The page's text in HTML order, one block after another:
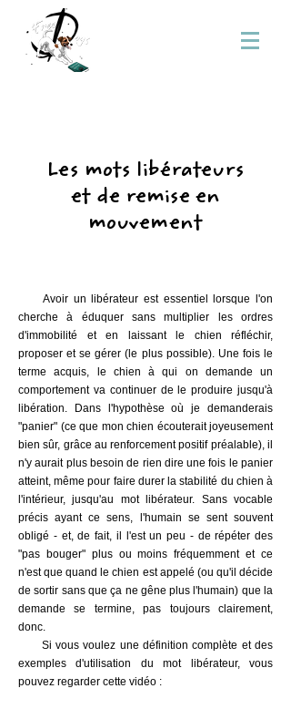
Les mots libérateurs
et de remise en
mouvement
Avoir un libérateur est essentiel lorsque l'on
cherche à éduquer sans multiplier les ordres
d'immobilité et en laissant le chien réfléchir,
proposer et se gérer (le plus possible). Une fois le
terme acquis, le chien à qui on demande un
comportement va continuer de le produire jusqu'à
libération. Dans l'hypothèse où je demanderais
"panier" (ce que mon chien écouterait joyeusement
bien sûr, grâce au renforcement positif préalable), il
n'y aurait plus besoin de rien dire une fois le panier
atteint, même pour faire durer la stabilité du chien à
l'intérieur, jusqu'au mot libérateur. Sans vocable
précis ayant ce sens, l'humain se sent souvent
obligé - et, de fait, il l'est un peu - de répéter des
"pas bouger" plus ou moins fréquemment et ce
n'est que quand le chien est appelé (ou qu'il décide
de sortir sans que ça ne gêne plus l'humain) que la
demande se termine, pas toujours clairement,
donc.
Si vous voulez une définition complète et des
exemples d'utilisation du mot libérateur, vous
pouvez regarder cette vidéo :